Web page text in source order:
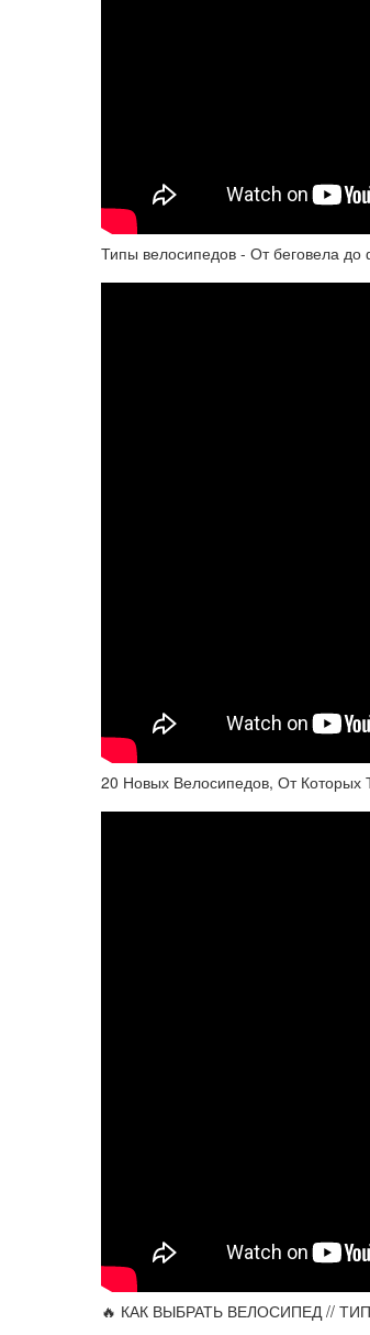
Типы велосипедов - От беговела до
20 Новых Велосипедов, От
🔥 КАК ВЫБРАТЬ ВЕЛОСИПЕД //